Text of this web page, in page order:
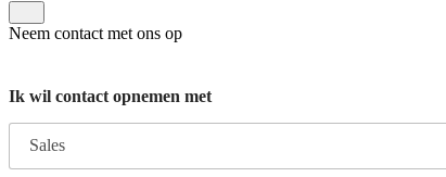
Neem contact met ons op
Ik wil contact opnemen met